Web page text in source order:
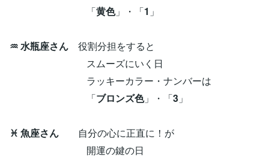
「黄色」・「1 」
♒ 水瓶座さん 役割分担をすると
スムーズにいく日
ラッキーカラー・ナンバーは
「ブロンズ色」・「3 」
♓ 魚座さん 自分の心に正直に！が
開運の鍵の日